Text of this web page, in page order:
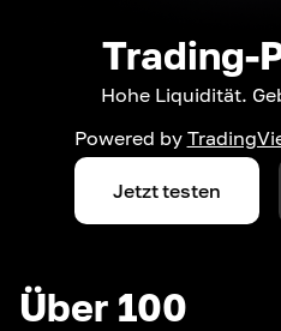
Trading-
Hohe Liquidität.
Powered by
Jetzt testen
Über 100